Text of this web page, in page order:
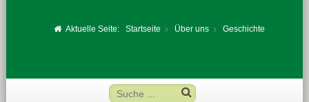
Aktuelle Seite:Startseite Über uns Geschichte